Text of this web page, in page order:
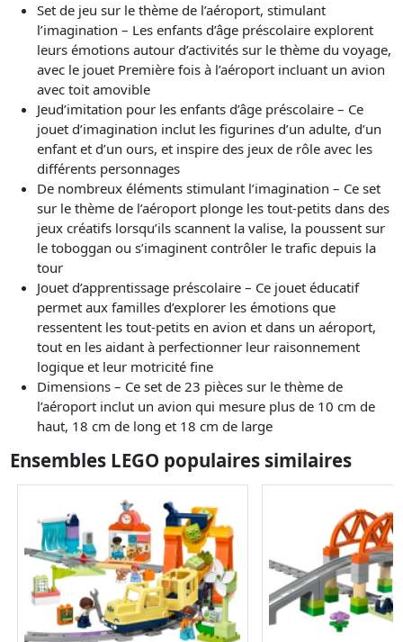
Set de jeu sur le thème de l’aéroport, stimulant
l’imagination – Les enfants d’âge préscolaire explorent
leurs émotions autour d’activités sur le thème du voyage,
avec le jouet Première fois à l’aéroport incluant un avion
avec toit amovible
Jeud’imitation pour les enfants d’âge préscolaire – Ce
jouet d’imagination inclut les figurines d’un adulte, d’un
enfant et d’un ours, et inspire des jeux de rôle avec les
différents personnages
De nombreux éléments stimulant l’imagination – Ce set
sur le thème de l’aéroport plonge les tout-petits dans des
jeux créatifs lorsqu’ils scannent la valise, la poussent sur
le toboggan ou s’imaginent contrôler le trafic depuis la
tour
Jouet d’apprentissage préscolaire – Ce jouet éducatif
permet aux familles d’explorer les émotions que
ressentent les tout-petits en avion et dans un aéroport,
tout en les aidant à perfectionner leur raisonnement
logique et leur motricité fine
Dimensions – Ce set de 23 pièces sur le thème de
l’aéroport inclut un avion qui mesure plus de 10 cm de
haut, 18 cm de long et 18 cm de large
Ensembles LEGO populaires similaires